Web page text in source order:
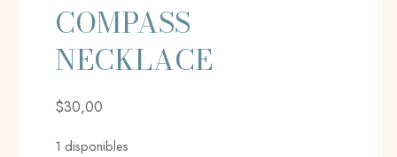
COMPASS
NECKLACE
$30,00
1 disponibles